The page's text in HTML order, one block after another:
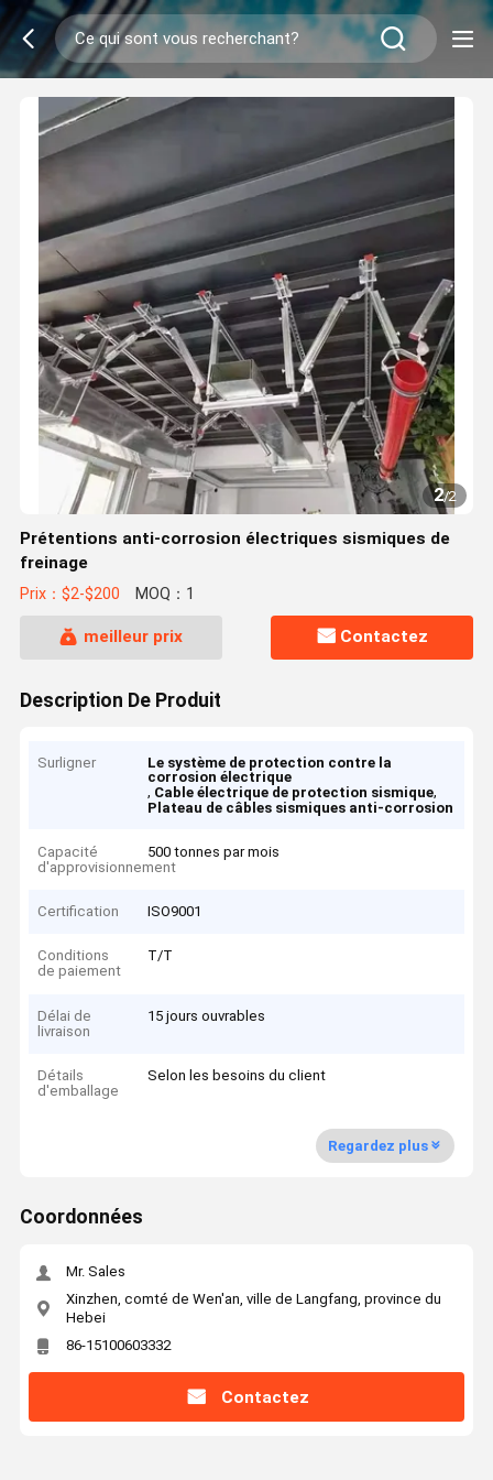
2/2
Prétentions anti-corrosion électriques sismiques de
freinage
Prix：$2-$200 MOQ：1
meilleur prix Contactez
Description De Produit
Surligner
Le système de protection contre la
corrosion électrique
, Cable électrique de protection sismique,
Plateau de câbles sismiques anti-corrosion
Capacité
d'approvisionnement
500 tonnes par mois
Certification ISO9001
Conditions
de paiement
T/T
Délai de
livraison
15 jours ouvrables
Détails
d'emballage
Selon les besoins du client
Regardez plus
Coordonnées
Mr. Sales
Xinzhen, comté de Wen'an, ville de Langfang, province du
Hebei
86-15100603332
Contactez